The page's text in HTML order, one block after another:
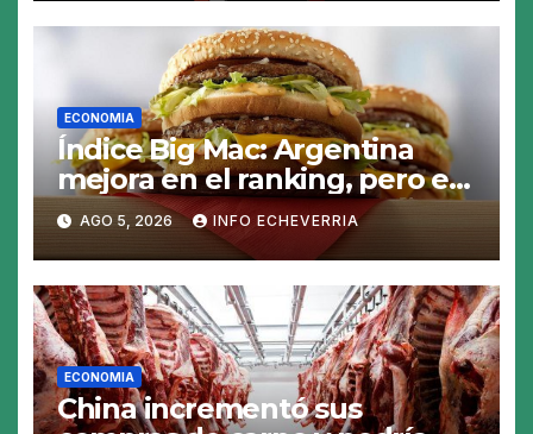
ECONOMIA
Índice Big Mac: Argentina
mejora en el ranking, pero el
peso sigue sobrevaluado un
19%
AGO 5, 2026 INFO ECHEVERRIA
ECONOMIA
China incrementó sus